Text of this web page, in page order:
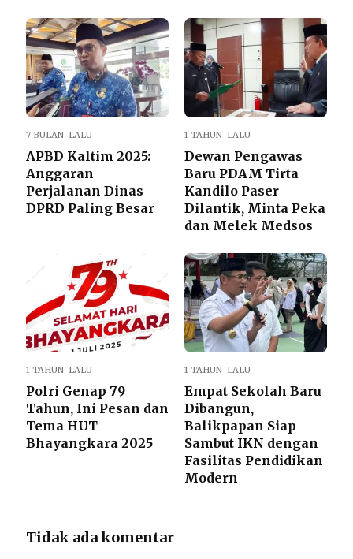
7 BULAN LALU
APBD Kaltim 2025:
Anggaran
Perjalanan Dinas
DPRD Paling Besar
1 TAHUN LALU
Dewan Pengawas
Baru PDAM Tirta
Kandilo Paser
Dilantik, Minta Peka
dan Melek Medsos
1 TAHUN LALU
Polri Genap 79
Tahun, Ini Pesan dan
Tema HUT
Bhayangkara 2025
1 TAHUN LALU
Empat Sekolah Baru
Dibangun,
Balikpapan Siap
Sambut IKN dengan
Fasilitas Pendidikan
Modern
Tidak ada komentar